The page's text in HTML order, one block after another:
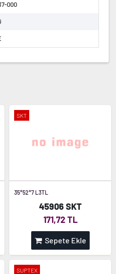
000
SKT
35*52*7 L3TL
45906 SKT
171,72 TL
Sepete Ekle
SUPTEX